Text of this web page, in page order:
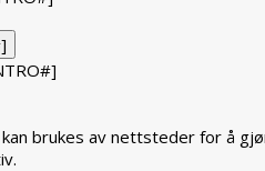
brukes av nettsteder for å